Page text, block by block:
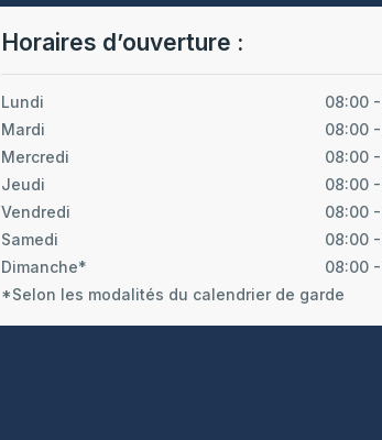
Horaires d’ouverture :
Lundi
08:00
Mardi
08:00
Mercredi
08:00
Jeudi
08:00
Vendredi
08:00
Samedi
08:00
Dimanche*
08:00
*Selon les modalités du calendrier de garde